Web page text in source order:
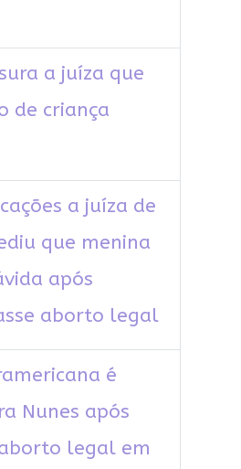
a juíza que
de criança
a juíza de
que menina
após
aborto legal
é
Nunes após
legal em